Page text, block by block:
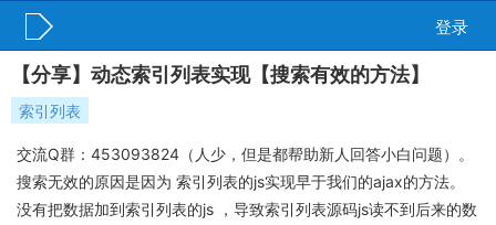
登录
【分享】动态索引列表实现【搜索有效的方法】
索引列表
交流Q群：453093824（人少，但是都帮助新人回答小白问题）。
搜索无效的原因是因为 索引列表的js实现早于我们的ajax的方法。
没有把数据加到索引列表的js ，导致索引列表源码js读不到后来的数